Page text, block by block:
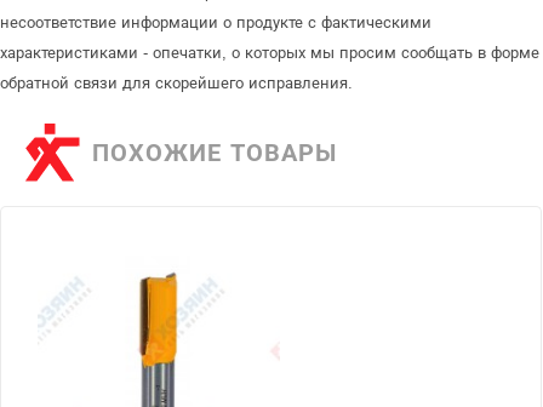
несоответствие информации о продукте с фактическими
характеристиками - опечатки, о которых мы просим сообщать в форме
обратной связи для скорейшего исправления.
ПОХОЖИЕ ТОВАРЫ